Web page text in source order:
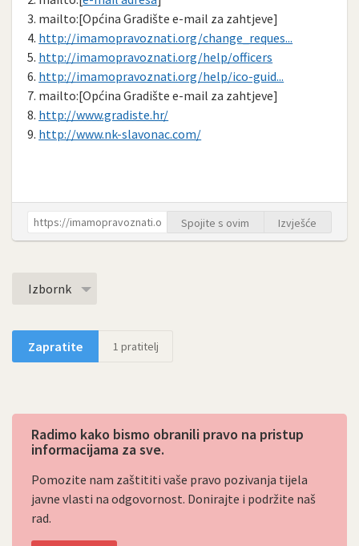
3. mailto:[Općina Gradište e-mail za zahtjeve]
4. http://imamopravoznati.org/change_reques...
5. http://imamopravoznati.org/help/officers
6. http://imamopravoznati.org/help/ico-guid...
7. mailto:[Općina Gradište e-mail za zahtjeve]
8. http://www.gradiste.hr/
9. http://www.nk-slavonac.com/
Spojite s ovim Izvješće
Izbornk
Zapratite 1 pratitelj
Radimo kako bismo obranili pravo na pristup
informacijama za sve.
Pomozite nam zaštititi vaše pravo pozivanja tijela
javne vlasti na odgovornost. Donirajte i podržite naš
rad.